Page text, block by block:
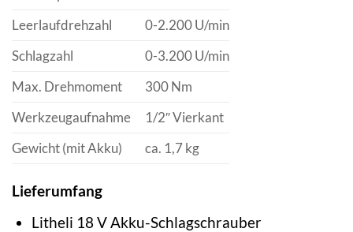
Leerlaufdrehzahl
0-2.200 U/min
Schlagzahl
0-3.200 U/min
Max. Drehmoment
300 Nm
Werkzeugaufnahme
1/2″ Vierkant
Gewicht (mit Akku)
ca. 1,7 kg
Lieferumfang
Litheli 18 V Akku-Schlagschrauber